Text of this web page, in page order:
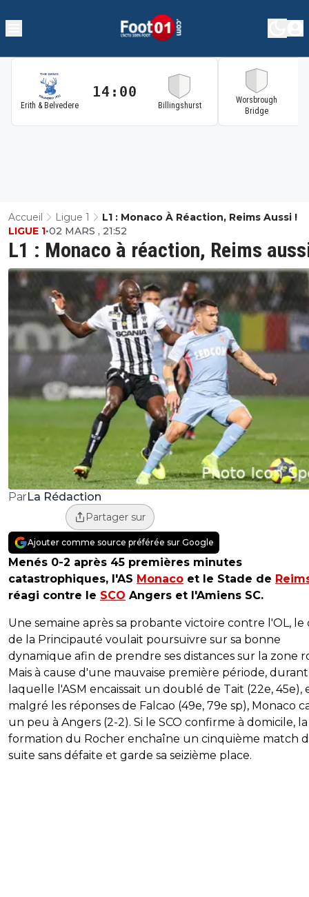
Erith & Belvedere
14:00
Billingshurst
Worsbrough
Bridge
Accueil Ligue 1 L1 : Monaco À Réaction, Reims Aussi !
L1 : Monaco à réaction, Reims
LIGUE 1•02 MARS , 21:52
ParLa Rédaction
Partager sur
Ajouter comme source préférée sur Google
Menés 0-2 après 45 premières minutes
catastrophiques, l'AS Monaco et le Stade de
réagi contre le SCO Angers et l'Amiens SC.
Une semaine après sa probante victoire contre l'OL, le
de la Principauté voulait poursuivre sur sa bonne
dynamique afin de prendre ses distances sur la zone
Mais à cause d'une mauvaise première période, durant
laquelle l'ASM encaissait un doublé de Tait (22e, 45e),
malgré les réponses de Falcao (49e, 79e sp), Monaco
un peu à Angers (2-2). Si le SCO confirme à domicile, la
formation du Rocher enchaîne un cinquième match
suite sans défaite et garde sa seizième place.